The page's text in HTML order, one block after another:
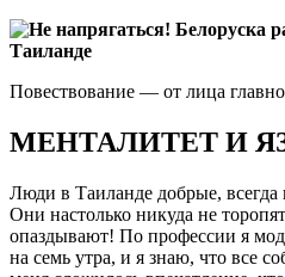
Повествование — от лица
МЕНТАЛИТЕТ И
Люди в Таиланде добрые, всегда
Они настолько никуда не
опаздывают! По профессии я
на семь утра, и я знаю, что все